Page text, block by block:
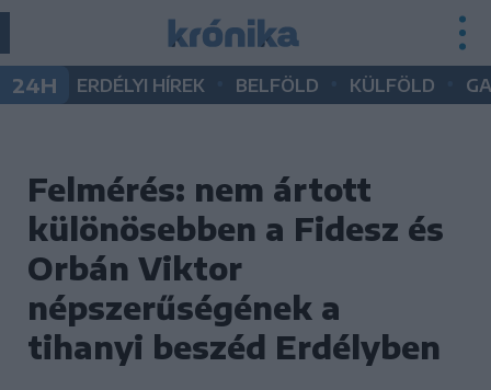
24H ERDÉLYI HÍREK BELFÖLD KÜLFÖLD
Felmérés: nem ártott
különösebben a Fidesz és
Orbán Viktor
népszerűségének a
tihanyi beszéd Erdélyben